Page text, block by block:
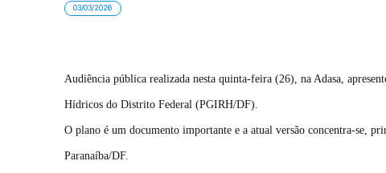
03/03/2026
Audiência pública realizada nesta quinta-feira (26), na Adasa,
Hídricos do Distrito Federal (PGIRH/DF).
O plano é um documento importante e a atual versão concentra-se,
Paranaíba/DF.